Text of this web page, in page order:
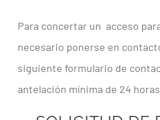
Para concertar un acceso
necesario ponerse en
siguiente formulario de
antelación mínima de 24